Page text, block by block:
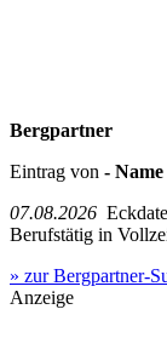
Bergpartner
Eintrag von - Name
07.08.2026
Berufstätig in
» zur Bergpartner-
Anzeige